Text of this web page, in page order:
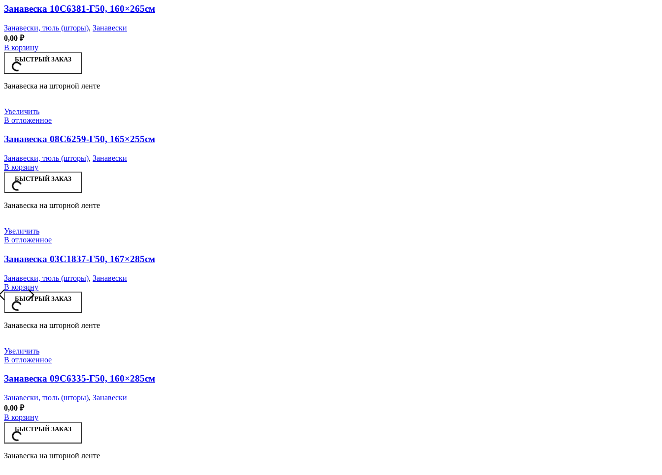
Занавеска 10С6381-Г50, 160×265см
Занавески, тюль (шторы), Занавески
0,00 ₽
В корзину
БЫСТРЫЙ ЗАКАЗ
Занавеска на шторной ленте
Увеличить
В отложенное
Занавеска 08С6259-Г50, 165×255см
Занавески, тюль (шторы), Занавески
В корзину
БЫСТРЫЙ ЗАКАЗ
Занавеска на шторной ленте
Увеличить
В отложенное
Занавеска 03С1837-Г50, 167×285см
Занавески, тюль (шторы), Занавески
В корзину
БЫСТРЫЙ ЗАКАЗ
Занавеска на шторной ленте
Увеличить
В отложенное
Занавеска 09С6335-Г50, 160×285см
Занавески, тюль (шторы), Занавески
0,00 ₽
В корзину
БЫСТРЫЙ ЗАКАЗ
Занавеска на шторной ленте